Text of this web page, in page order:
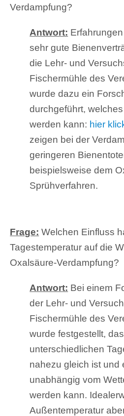
Verdampfung?
Antwort:
sehr gute
die Lehr- und
Fischermühle des
wurde dazu ein
durchgeführt, welches
werden kann: hier
zeigen bei der
geringeren
beispielsweise dem
Sprühverfahren.
Frage: Welchen Einfluss
Tagestemperatur auf die
Oxalsäure-Verdampfung?
Antwort: Bei einem
der Lehr- und
Fischermühle des
wurde festgestellt,
unterschiedlichen
nahezu gleich ist und
unabhängig vom
werden kann.
Außentemperatur